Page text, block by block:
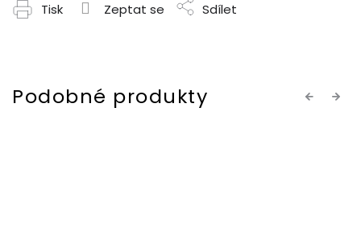
Tisk Zeptat se Sdílet
Previous
Next